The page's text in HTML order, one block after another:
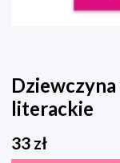
literackie
33 zł